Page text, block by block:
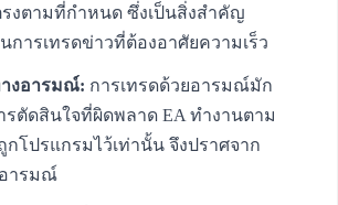
รงตามที่กำหนด ซึ่งเป็นสิ่งสำคัญ
นการเทรดข่าวที่ต้องอาศัยความเร็ว
งอารมณ์: การเทรดด้วยอารมณ์มัก
รตัดสินใจที่ผิดพลาด EA ทำงานตาม
กโปรแกรมไว้เท่านั้น จึงปราศจาก
ารมณ์